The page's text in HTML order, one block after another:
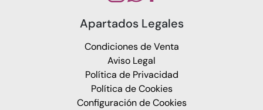
Apartados Legales
Condiciones de Venta
Aviso Legal
Política de Privacidad
Política de Cookies
Configuración de Cookies